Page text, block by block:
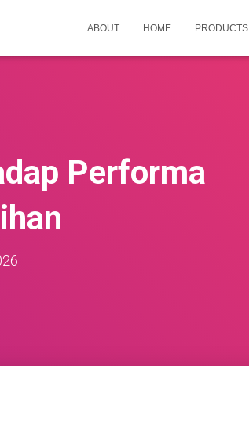
ABOUT HOME PRODUCTS
Performa